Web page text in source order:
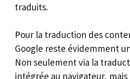
traduits.
Pour la traduction des
Google reste évidemment
Non seulement via la
intégrée au navigateur, mais